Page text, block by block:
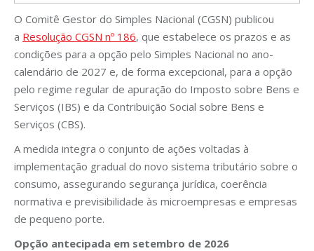
O Comitê Gestor do Simples Nacional (CGSN) publicou
a Resolução CGSN nº 186, que estabelece os prazos e as
condições para a opção pelo Simples Nacional no ano-
calendário de 2027 e, de forma excepcional, para a opção
pelo regime regular de apuração do Imposto sobre Bens e
Serviços (IBS) e da Contribuição Social sobre Bens e
Serviços (CBS).
A medida integra o conjunto de ações voltadas à
implementação gradual do novo sistema tributário sobre o
consumo, assegurando segurança jurídica, coerência
normativa e previsibilidade às microempresas e empresas
de pequeno porte.
Opção antecipada em setembro de 2026